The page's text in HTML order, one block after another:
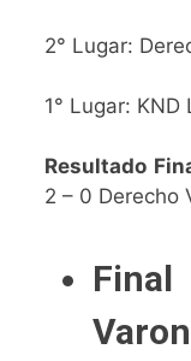
2° Lugar:
1° Lugar:
Resultado
2 – 0 Derecho